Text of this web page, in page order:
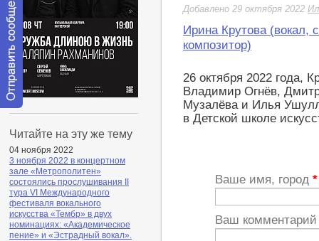
Читайте на эту же тему
04 ноября 2022
3 ноября 2022 в концертном
зале «Метрополитен»
состоялись прослушивания II
тура VI Международного
фестиваля вокального
искусства «Тембр» в двух
номинациях: «Академическое
пение» и «Эстрадный вокал».
Добавлено 29 октября 2022
Ирина Крутова (вокал,
композитор)
26 октября 2022 года,
Владимир Огнёв,
Музалёва и Илья
в Детской школе
Ваше имя, город *
Ваш
Отправить
модератору